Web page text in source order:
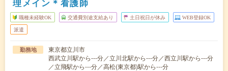
理メイン＊看護師
職種未経験OK 交通費別途支給あり 土日祝日が休み WEB登録OK
派遣
勤務地
東京都立川市
西武立川駅から---分／立川北駅から---分／西立川駅から---分
／立飛駅から---分／高松(東京都)駅から---分